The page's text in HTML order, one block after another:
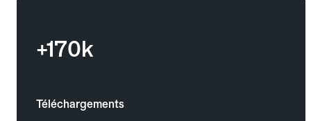
+170k
Téléchargements